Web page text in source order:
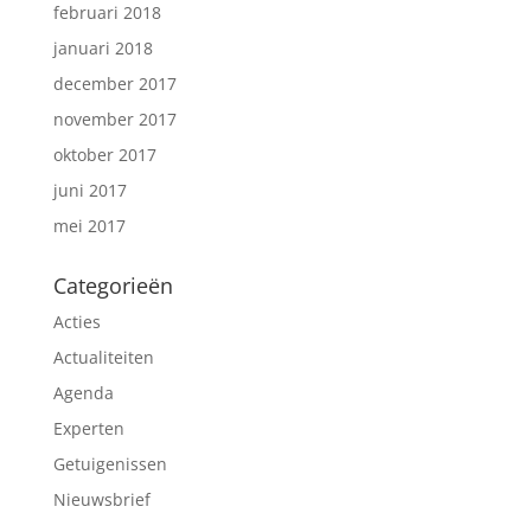
februari 2018
januari 2018
december 2017
november 2017
oktober 2017
juni 2017
mei 2017
Categorieën
Acties
Actualiteiten
Agenda
Experten
Getuigenissen
Nieuwsbrief